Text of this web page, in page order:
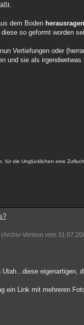
dem Boden herausragen
so geformt worden
Vertiefungen oder
und sie als irgendwetwas
für die Unglücklichen eine
(Archiv-Version vom
eigenartigen,
ein Link mit mehreren